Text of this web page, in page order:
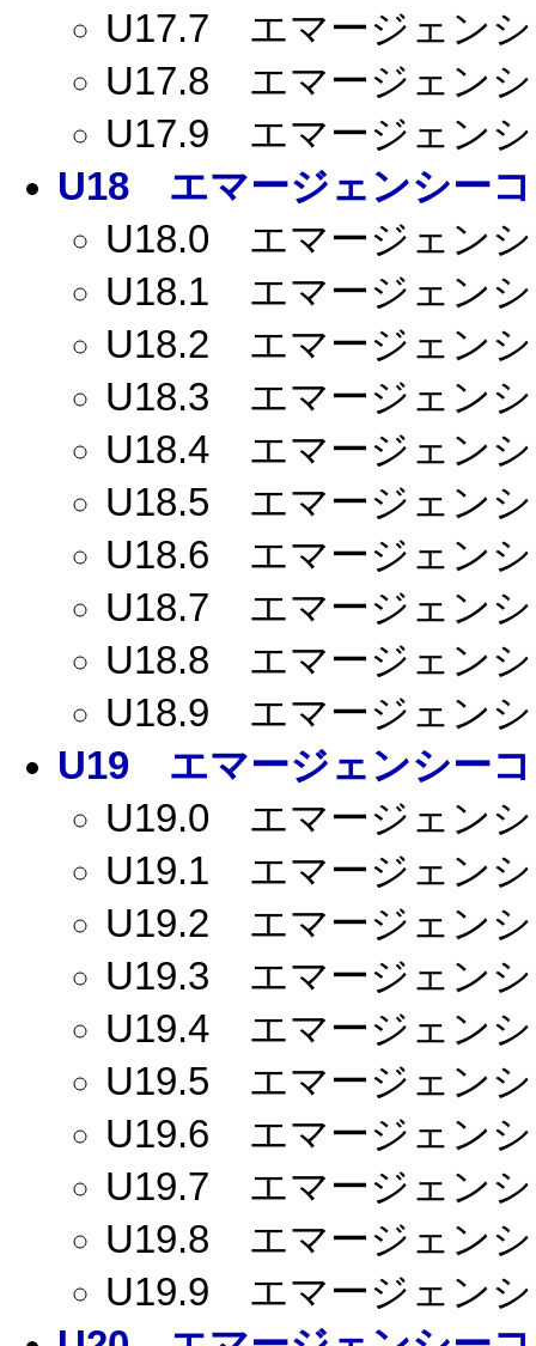
U17.7 エマージェンシ
U17.8 エマージェンシ
U17.9 エマージェンシ
U18 エマージェンシーコ
U18.0 エマージェンシ
U18.1 エマージェンシ
U18.2 エマージェンシ
U18.3 エマージェンシ
U18.4 エマージェンシ
U18.5 エマージェンシ
U18.6 エマージェンシ
U18.7 エマージェンシ
U18.8 エマージェンシ
U18.9 エマージェンシ
U19 エマージェンシーコ
U19.0 エマージェンシ
U19.1 エマージェンシ
U19.2 エマージェンシ
U19.3 エマージェンシ
U19.4 エマージェンシ
U19.5 エマージェンシ
U19.6 エマージェンシ
U19.7 エマージェンシ
U19.8 エマージェンシ
U19.9 エマージェンシ